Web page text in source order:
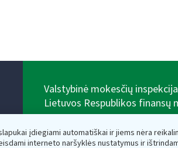
įdiegiami automatiškai ir jiems nėra
interneto naršyklės nustatymus ir
Valstybinė mokesčių
Lietuvos Respublikos finansų
adresas: Vasario 16-osios g. 14, 01107
el.paštas:vmi@vmi.lt, E. pristatymo